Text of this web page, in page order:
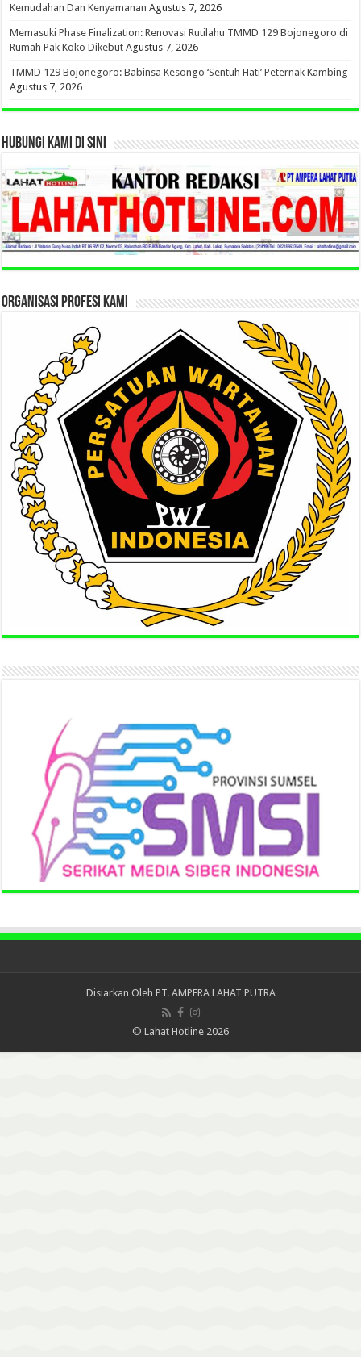
Kemudahan Dan Kenyamanan Agustus 7, 2026
Memasuki Phase Finalization: Renovasi Rutilahu TMMD 129 Bojonegoro di
Rumah Pak Koko Dikebut Agustus 7, 2026
TMMD 129 Bojonegoro: Babinsa Kesongo ‘Sentuh Hati’ Peternak Kambing
Agustus 7, 2026
HUBUNGI KAMI DI SINI
ORGANISASI PROFESI KAMI
Disiarkan Oleh PT. AMPERA LAHAT PUTRA
© Lahat Hotline 2026